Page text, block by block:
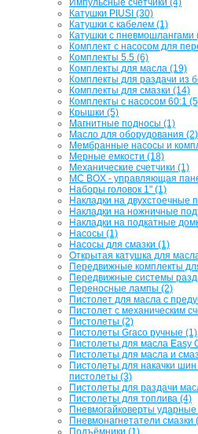
Импульсные счетчики (4)
Катушки PIUSI (30)
Катушки с кабелем (1)
Катушки с пневмошлангами
Комплект с насосом для
Комплекты 5.5 (6)
Комплекты для масла (19)
Комплекты для раздачи из
Комплекты для смазки (14)
Комплекты с насосом 60:1
Крышки (5)
Магнитные подносы (1)
Масло для оборудования (2)
Мембранные насосы и
Мерные емкости (18)
Механические счетчики (1)
МС BOX - управляющая
Наборы головок 1" (1)
Накладки на двухстоечные
Накладки на ножничные
Накладки на подкатные
Насосы (1)
Насосы для смазки (1)
Открытая катушка для
Передвижные комплекты
Передвижные системы
Переносные лампы (2)
Пистолет для масла с
Пистолет с механическим
Пистолеты (2)
Пистолеты Graco ручные (1)
Пистолеты для масла Easy
Пистолеты для масла и
Пистолеты для накачки
пистолеты (3)
Пистолеты для раздачи
Пистолеты для топлива (4)
Пневмогайковерты ударные
Пневмонагнетатели
Подъёмники (1)